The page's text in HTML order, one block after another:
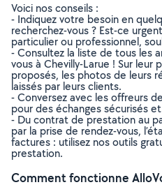
Voici nos conseils :
- Indiquez votre besoin en
recherchez-vous ? Est-ce
particulier ou professionnel,
- Consultez la liste de tous les
vous à Chevilly-Larue ! Sur leur
proposés, les photos de leurs
laissés par leurs clients.
- Conversez avec les offreurs
pour des échanges sécurisés
- Du contrat de prestation au
par la prise de rendez-vous,
factures : utilisez nos outils
prestation.
Comment fonctionne